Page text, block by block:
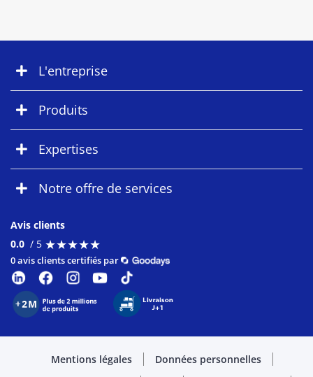
L'entreprise
Produits
Expertises
Notre offre de services
Avis clients
0.0 / 5 ★★★★★
★★★★★
0 avis clients certifiés par
Mentions légales
Données personnelles